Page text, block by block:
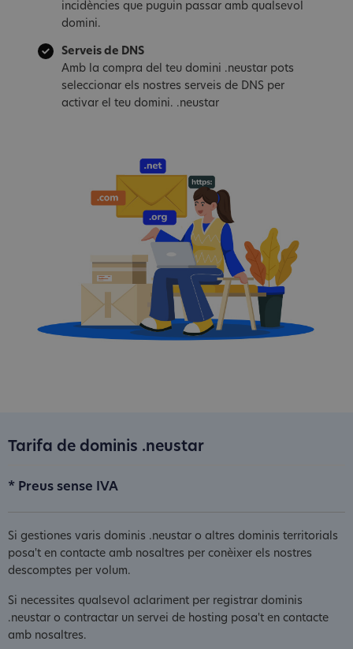
incidències que puguin passar amb qualsevol
domini.
Serveis de DNS
Amb la compra del teu domini .neustar pots
seleccionar els nostres serveis de DNS per
activar el teu domini. .neustar
Tarifa de dominis .neustar
* Preus sense IVA
Si gestiones varis dominis .neustar o altres dominis territorials
posa't en contacte amb nosaltres per conèixer els nostres
descomptes per volum.
Si necessites qualsevol aclariment per registrar dominis
.neustar o contractar un servei de hosting posa't en contacte
amb nosaltres.